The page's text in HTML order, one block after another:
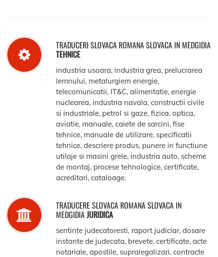
TRADUCERI SLOVACA ROMANA SLOVACA IN MEDGIDIA
TEHNICE
industria usoara, industria grea, prelucrarea
lemnului, metalurgiem energie,
telecomunicatii, IT&C, alimentatie, energie
nuclearea, industria navala, constructii civile
si industriale, petrol si gaze, fizica, optica,
aviatie, manuale, caiete de sarcini, fise
tehnice, manuale de utilizare, specificatii
tehnice, descriere produs, punere in functiune
utilaje si masini grele, industria auto, scheme
de montaj, procese tehnologice, certificate,
acreditari, cataloage.
TRADUCERE SLOVACA ROMANA SLOVACA IN
MEDGIDIAJURIDICA
sentinte judecatoresti, raport judiciar, dosare
instante de judecata, brevete, certificate, acte
notariale, apostile, supralegalizari, contracte